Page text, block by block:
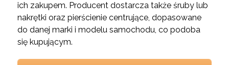
ich zakupem. Producent dostarcza także śruby lub
nakrętki oraz pierścienie centrujące, dopasowane
do danej marki i modelu samochodu, co podoba
się kupującym.